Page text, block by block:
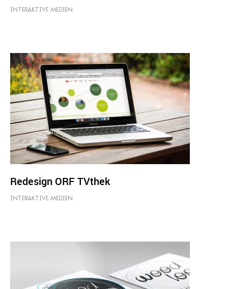
INTERAKTIVE MEDIEN
Redesign ORF TVthek
INTERAKTIVE MEDIEN